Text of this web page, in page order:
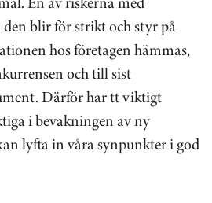
blir för strikt och styr på
hos företagen hämmas,
och till sist
Därför har tt viktigt
i bevakningen av ny
lyfta in våra synpunkter i god